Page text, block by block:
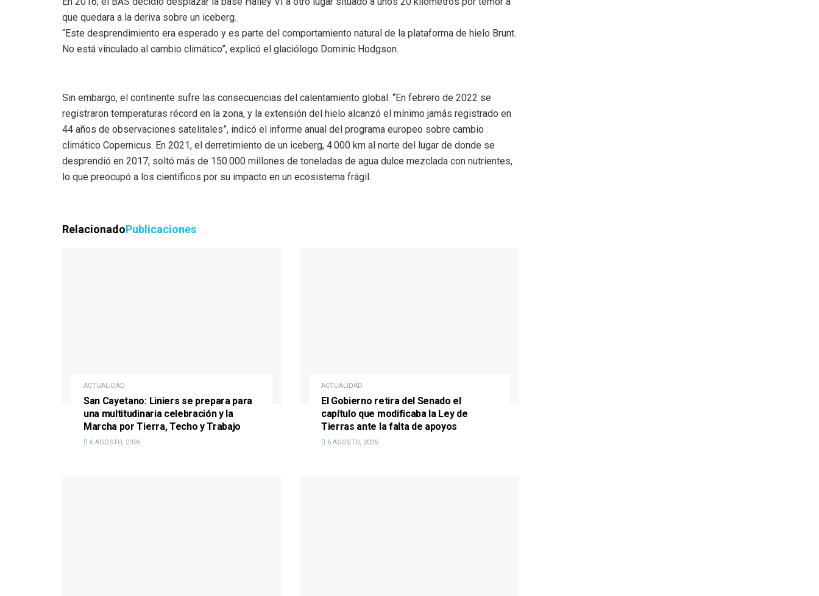
que quedara a la deriva sobre un iceberg.
“Este desprendimiento era esperado y es parte del comportamiento natural de la plataforma de hielo Brunt.
No está vinculado al cambio climático”, explicó el glaciólogo Dominic Hodgson.
Sin embargo, el continente sufre las consecuencias del calentamiento global. “En febrero de 2022 se
registraron temperaturas récord en la zona, y la extensión del hielo alcanzó el mínimo jamás registrado en
44 años de observaciones satelitales”, indicó el informe anual del programa europeo sobre cambio
climático Copernicus. En 2021, el derretimiento de un iceberg, 4.000 km al norte del lugar de donde se
desprendió en 2017, soltó más de 150.000 millones de toneladas de agua dulce mezclada con nutrientes,
lo que preocupó a los científicos por su impacto en un ecosistema frágil.
RelacionadoPublicaciones
ACTUALIDAD
San Cayetano: Liniers se prepara para
una multitudinaria celebración y la
Marcha por Tierra, Techo y Trabajo
6 AGOSTO, 2026
ACTUALIDAD
El Gobierno retira del Senado el
capítulo que modificaba la Ley de
Tierras ante la falta de apoyos
6 AGOSTO, 2026